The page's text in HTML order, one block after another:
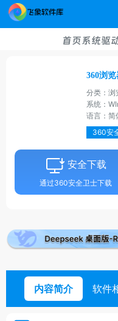
首页系统驱
360浏览
分类：浏
系统：
语言：简
360安
安全下载
通过360安全卫士下载
内容简介 软件